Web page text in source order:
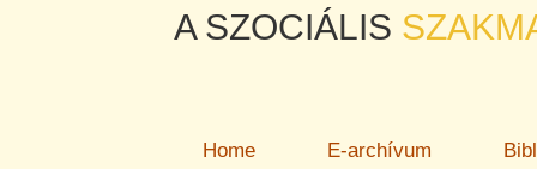
A SZOCIÁLIS
Home E-archívum